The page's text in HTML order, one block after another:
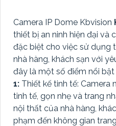
Camera IP Dome Kbvision
thiết bị an ninh hiện đại và
đặc biệt cho việc sử dụng
nhà hàng, khách sạn với
đây là một số điểm nổi bật
1: Thiết kế tinh tế: Camera
tinh tế, gọn nhẹ và trang
nội thất của nhà hàng,
phạm đến không gian